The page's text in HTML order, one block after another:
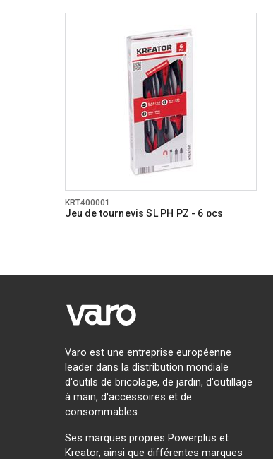
KRT400001
Jeu de tournevis SL PH PZ - 6 pcs
Varo est une entreprise européenne
leader dans la distribution mondiale
d'outils de bricolage, de jardin, d'outillage
à main, d'accessoires et de
consommables.
Ses marques propres Powerplus et
Kreator, ainsi que différentes marques